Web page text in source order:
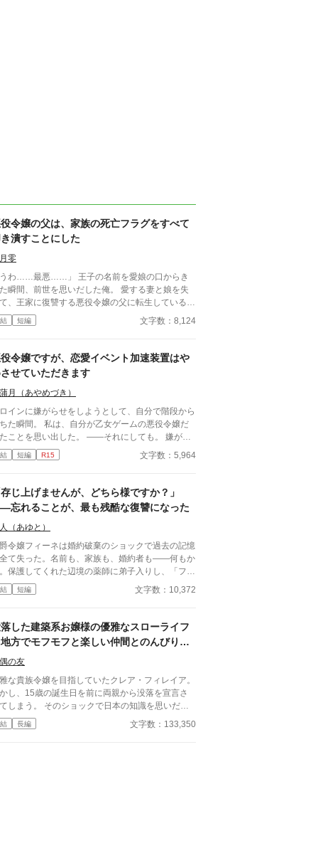
令嬢の父は、家族の死亡フラグをすべて
潰すことにした
零
……最悪……」 王子の名前を愛娘の口からき
瞬間、前世を思いだした俺。 愛する妻と娘を失
、王家に復讐する悪役令嬢の父に転生していると
いてしまった。 気付いたなら、妻と娘の死亡フ
は破壊するよ。 まだ二人とも生きてるからね。
短編 文字数：8,124
令嬢ですが、恋愛イベント加速装置はや
せていただきます
月（あやめづき）
インに嫌がらせをしようとして、自分で階段から
た瞬間。 私は、自分が乙女ゲームの悪役令嬢だ
とを思い出した。 ――それにしても。 嫌がら
する度に攻略対象達との仲が深まるなんて、こち
全に“恋愛イベント加速装置”では？ そんな気持ち
、何故か周囲の様子が変わり始めて――。 ※
説家になろう」でも投稿しています。
短編 R15 文字数：5,964
じ上げませんが、どちら様ですか？」
忘れることが、最も残酷な復讐になった
（あゆと）
令嬢フィーネは婚約破棄のショックで過去の記憶
て失った。名前も、家族も、婚約者も——何もか
保護してくれた辺境の薬師に弟子入りし、「フィ
と名乗る少女として穏やかに暮らし始めた。朝は
を摘み、昼は薬を調合し、夕方は師匠の息子——
、前の自分より今の自分が好きです」。五年後。
に一人の貴族が現れた。やつれた顔で「フィー
迎えに来た」と。彼女は首を傾げた。「存じ上げ
んが、どちら様ですか？」——嘘ではなく、本当
えていない。忘れることが、最も残酷な復讐にな
。
短編 文字数：10,372
した建築系お嬢様の優雅なスローライフ
方でモフモフと楽しい仲間とのんびり楽
生きます～
の友
な貴族令嬢を目指していたクレア・フィレイア。
し、15歳の誕生日を前に両親から没落を宣言さ
。 そのショックで日本の知識を思いだ
ブラック企業で働いていた記憶からスローライフ
いと気付いた。 両親に勧められた場所に逃
長編 文字数：133,350